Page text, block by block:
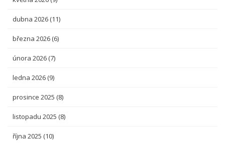
dubna 2026 (11)
března 2026 (6)
února 2026 (7)
ledna 2026 (9)
prosince 2025 (8)
listopadu 2025 (8)
října 2025 (10)